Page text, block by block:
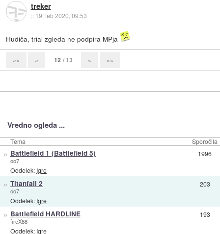
treker
:: 19. feb 2020, 09:53
Hudiča, trial zgleda ne podpira MPja
«« « 12 / 13 » »»
Vredno ogleda ...
Tema Sporočila
» Battlefield 1 (Battlefield 5)
oo7
Oddelek: Igre
1996
» Titanfall 2
oo7
Oddelek: Igre
203
» Battlefield HARDLINE
fireX88
Oddelek: Igre
193